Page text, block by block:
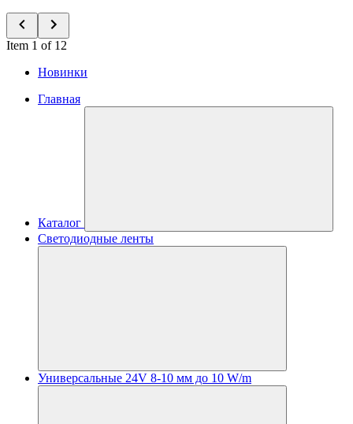
Item 1 of 12
Новинки
Главная
Каталог
Светодиодные ленты
Универсальные 24V 8-10 мм до 10 W/m